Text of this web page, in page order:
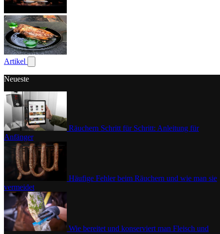
Artikel
Untermenü für Artikel anzeigen
Neueste
Räuchern Schritt für Schritt: Anleitung für
Anfänger
Häufige Fehler beim Räuchern und wie man sie
vermeidet
Wie bereitet und konserviert man Fleisch und